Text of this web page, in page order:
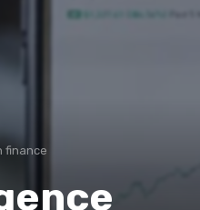
finance